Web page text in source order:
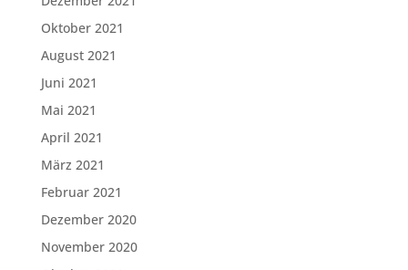
Oktober 2021
August 2021
Juni 2021
Mai 2021
April 2021
März 2021
Februar 2021
Dezember 2020
November 2020